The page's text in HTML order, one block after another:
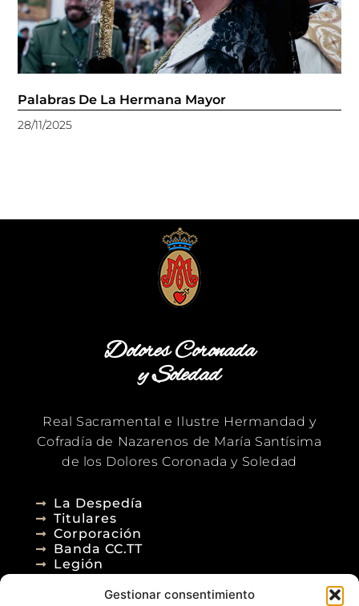
Gestionar consentimiento
Palabras De La Hermana Mayor
28/11/2025
Dolores Coronada
y Soledad
Real Sacramental e Ilustre Hermandad y
Cofradía de Nazarenos de María Santísima
de los Dolores Coronada y Soledad
La Despedía
Titulares
Corporación
Banda CC.TT
Legión